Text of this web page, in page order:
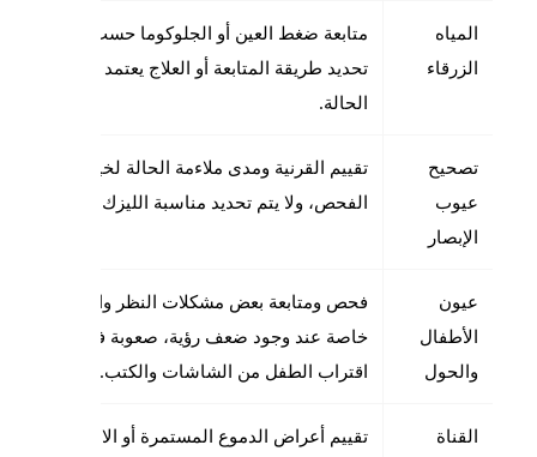
المياه
الزرقاء
متابعة ضغط العين أو الجلوكوما حسب تقييم
تحديد طريقة المتابعة أو العلاج يعتمد على الفحص
الحالة.
تصحيح
عيوب
الإبصار
تقييم القرنية ومدى ملاءمة الحالة لخيارات تصحيح
الفحص، ولا يتم تحديد مناسبة الليزك أو غيره إلا
عيون
الأطفال
والحول
فحص ومتابعة بعض مشكلات النظر والحول لدى
خاصة عند وجود ضعف رؤية، صعوبة في القراءة،
اقتراب الطفل من الشاشات والكتب.
القناة
تقييم أعراض الدموع المستمرة أو الالتهابات